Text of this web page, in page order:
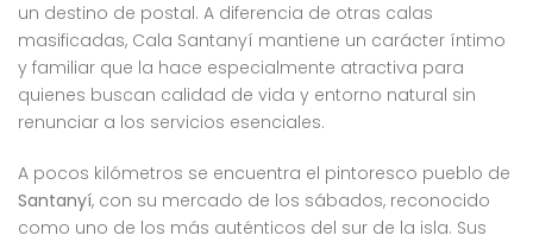
un destino de postal. A diferencia de otras calas
masificadas, Cala Santanyí mantiene un carácter íntimo
y familiar que la hace especialmente atractiva para
quienes buscan calidad de vida y entorno natural sin
renunciar a los servicios esenciales.
A pocos kilómetros se encuentra el pintoresco pueblo de
Santanyí, con su mercado de los sábados, reconocido
como uno de los más auténticos del sur de la isla. Sus